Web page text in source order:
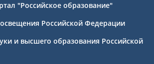
"Российское образование"
Российской Федерации
и высшего образования Российской